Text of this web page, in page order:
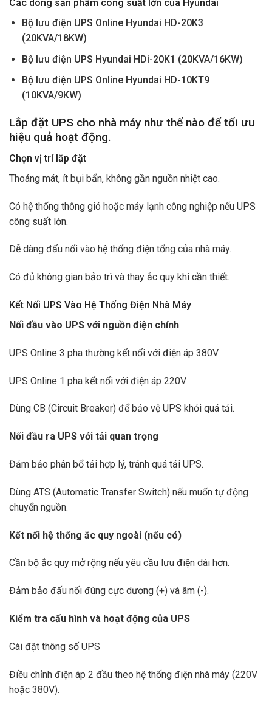
Các dòng sản phẩm công suất lớn của Hyundai
Bộ lưu điện UPS Online Hyundai HD-20K3
(20KVA/18KW)
Bộ lưu điện UPS Hyundai HDi-20K1 (20KVA/16KW)
Bộ lưu điện UPS Online Hyundai HD-10KT9
(10KVA/9KW)
Lắp đặt UPS cho nhà máy như thế nào để tối ưu
hiệu quả hoạt động.
Chọn vị trí lắp đặt
Thoáng mát, ít bụi bẩn, không gần nguồn nhiệt cao.
Có hệ thống thông gió hoặc máy lạnh công nghiệp nếu UPS
công suất lớn.
Dễ dàng đấu nối vào hệ thống điện tổng của nhà máy.
Có đủ không gian bảo trì và thay ắc quy khi cần thiết.
Kết Nối UPS Vào Hệ Thống Điện Nhà Máy
Nối đầu vào UPS với nguồn điện chính
UPS Online 3 pha thường kết nối với điện áp 380V
UPS Online 1 pha kết nối với điện áp 220V
Dùng CB (Circuit Breaker) để bảo vệ UPS khỏi quá tải.
Nối đầu ra UPS với tải quan trọng
Đảm bảo phân bổ tải hợp lý, tránh quá tải UPS.
Dùng ATS (Automatic Transfer Switch) nếu muốn tự động
chuyển nguồn.
Kết nối hệ thống ắc quy ngoài (nếu có)
Cần bộ ắc quy mở rộng nếu yêu cầu lưu điện dài hơn.
Đảm bảo đấu nối đúng cực dương (+) và âm (-).
Kiểm tra cấu hình và hoạt động của UPS
Cài đặt thông số UPS
Điều chỉnh điện áp 2 đầu theo hệ thống điện nhà máy (220V
hoặc 380V).